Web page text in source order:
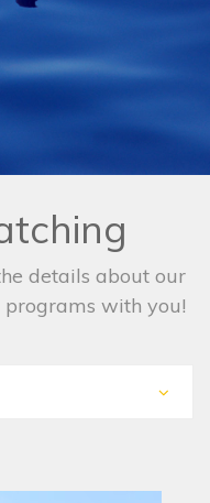
details about our
with you!